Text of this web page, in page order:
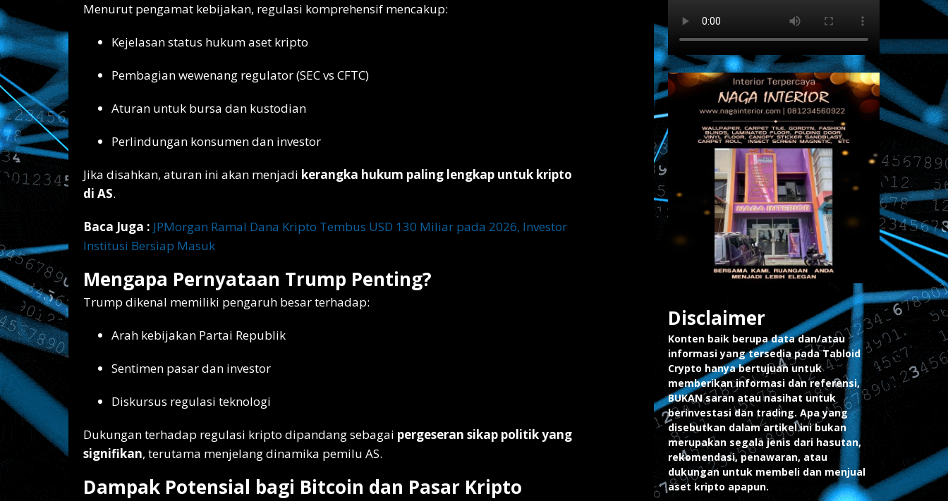
Menurut pengamat kebijakan, regulasi komprehensif mencakup:
Kejelasan status hukum aset kripto
Pembagian wewenang regulator (SEC vs CFTC)
Aturan untuk bursa dan kustodian
Perlindungan konsumen dan investor
Jika disahkan, aturan ini akan menjadi kerangka hukum paling lengkap untuk kripto
di AS.
Baca Juga : JPMorgan Ramal Dana Kripto Tembus USD 130 Miliar pada 2026, Investor
Institusi Bersiap Masuk
Mengapa Pernyataan Trump Penting?
Trump dikenal memiliki pengaruh besar terhadap:
Arah kebijakan Partai Republik
Sentimen pasar dan investor
Diskursus regulasi teknologi
Dukungan terhadap regulasi kripto dipandang sebagai pergeseran sikap politik yang
signifikan, terutama menjelang dinamika pemilu AS.
Dampak Potensial bagi Bitcoin dan Pasar Kripto
Disclaimer
Konten baik berupa data dan/atau
informasi yang tersedia pada Tabloid
Crypto hanya bertujuan untuk
memberikan informasi dan referensi,
BUKAN saran atau nasihat untuk
berinvestasi dan trading. Apa yang
disebutkan dalam artikel ini bukan
merupakan segala jenis dari hasutan,
rekomendasi, penawaran, atau
dukungan untuk membeli dan menjual
aset kripto apapun.